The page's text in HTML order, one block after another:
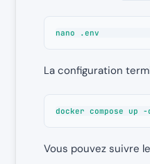
nano .env
La configuration
docker compose up -
Vous pouvez suivre